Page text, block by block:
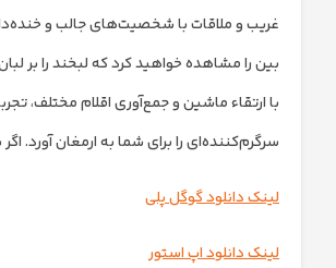
غریب و ملاقات با شخصیت‌های جالب و
بین را مشاهده خواهید کرد که لبخند را بر
با ارتقاء ماشین و جمع‌آوری اقلام مختلف،
سرگرم‌کننده‌ای را برای شما به ارمغان آورد.
لینک دانلود گوگل پلی
لینک دانلود اپ استور